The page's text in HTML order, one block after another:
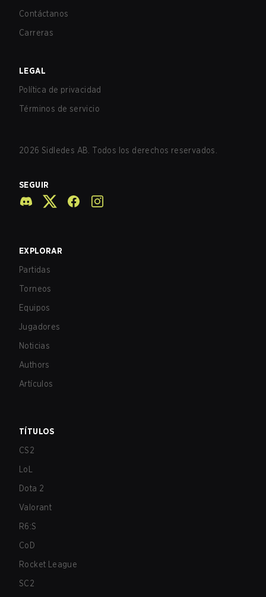
Contáctanos
Carreras
LEGAL
Política de privacidad
Términos de servicio
2026 Sidledes AB. Todos los derechos reservados.
SEGUIR
EXPLORAR
Partidas
Torneos
Equipos
Jugadores
Noticias
Authors
Artículos
TÍTULOS
CS2
LoL
Dota 2
Valorant
R6:S
CoD
Rocket League
SC2